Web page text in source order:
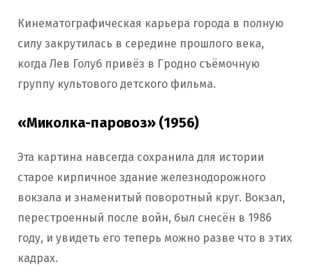
Кинематографическая карьера города в полную
силу закрутилась в середине прошлого века,
когда Лев Голуб привёз в Гродно съёмочную
группу культового детского фильма.
«Миколка-паровоз» (1956)
Эта картина навсегда сохранила для истории
старое кирпичное здание железнодорожного
вокзала и знаменитый поворотный круг. Вокзал,
перестроенный после войн, был снесён в 1986
году, и увидеть его теперь можно разве что в этих
кадрах.